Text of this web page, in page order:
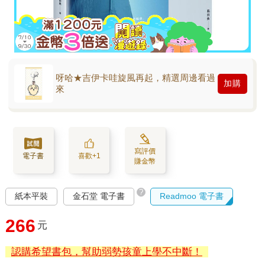
呀哈★吉伊卡哇旋風再起，精選周邊看過
來
加購
電子書 喜歡+1
寫評價
賺金幣
紙本平裝 金石堂 電子書 ? Readmoo 電子書
266 元
認購希望書包，幫助弱勢孩童上學不中斷！